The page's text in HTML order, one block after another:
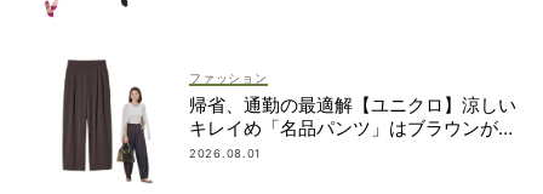
ファッション
帰省、通勤の最適解【ユニクロ】涼しい
キレイめ「名品パンツ」はブラウンが使
える！
2026.08.01